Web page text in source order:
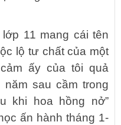
11 mang cái tên
lộ tư chất của một
ấy của tôi quả
sau cầm trong
khi hoa hồng nở”
ấn hành tháng 1-